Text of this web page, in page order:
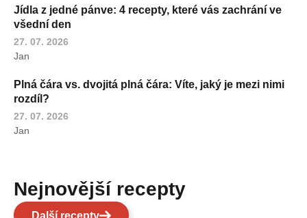
Jídla z jedné pánve: 4 recepty, které vás zachrání ve
všední den
27. 07. 2026
Jan
Plná čára vs. dvojitá plná čára: Víte, jaký je mezi nimi
rozdíl?
27. 07. 2026
Jan
Nejnovější recepty
Další recepty